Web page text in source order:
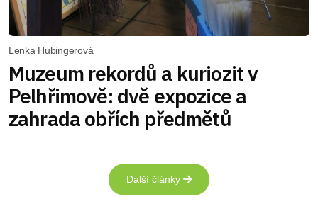
Lenka Hubingerová
Muzeum rekordů a kuriozit v
Pelhřimově: dvě expozice a
zahrada obřích předmětů
Další články